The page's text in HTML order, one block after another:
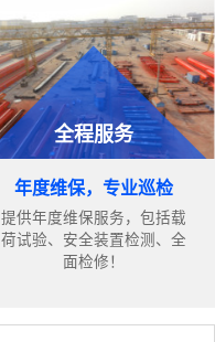
全程服务
年度维保，专业巡检
提供年度维保服务，包括载
荷试验、安全装置检测、全
面检修！